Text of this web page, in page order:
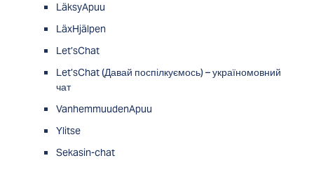
LäksyApuu
LäxHjälpen
Let’sChat
Let’sChat (Давай поспілкуємось) – україномовний
чат
VanhemmuudenApuu
Ylitse
Sekasin-chat